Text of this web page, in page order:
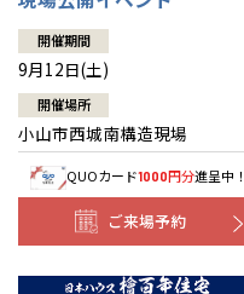
開催期間
9月12日(土)
開催場所
小山市西城南構造現場
QUOカード1000円分進呈中！
ご来場予約